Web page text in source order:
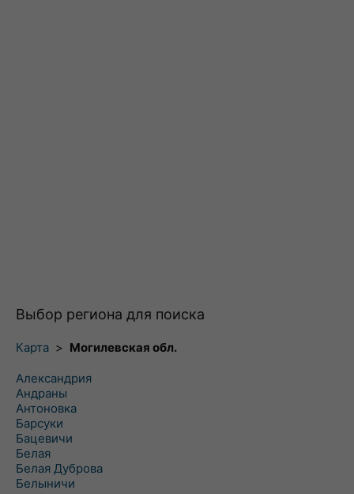
Выбор региона для поиска
Карта > Могилевская обл.
Александрия
Андраны
Антоновка
Барсуки
Бацевичи
Белая
Белая Дуброва
Белыничи